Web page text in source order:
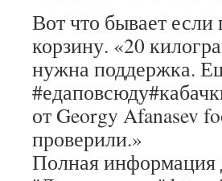
Вот что бывает
корзину. «20
нужна поддержка.
от Georgy Afanasev
проверили.»
Полная информация